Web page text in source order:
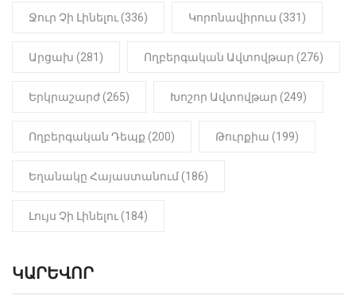
մարմինը
Ջուր Չի Լինելու (336) Կորոնավիրուս (331)
Արցախ (281) Ողբերգական Ավտովթար (276)
Երկրաշարժ (265) Խոշոր Ավտովթար (249)
Ողբերգական Դեպք (200) Թուրքիա (199)
Եղանակը Հայաստանում (186)
Լույս Չի Լինելու (184)
ԿԱՐԵՎՈՐ